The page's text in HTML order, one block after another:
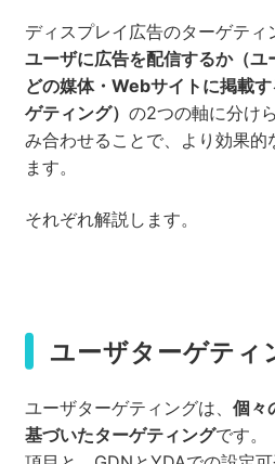
ディスプレイ広告のターゲティ
ユーザに広告を配信するか（ユ
どの媒体・Webサイトに掲載
ゲティング） の2つの軸に分け
み合わせることで、より効果的
ます。
それぞれ解説します。
ユーザターゲティ
ユーザターゲティングは、 個々
基づいたターゲティングです。